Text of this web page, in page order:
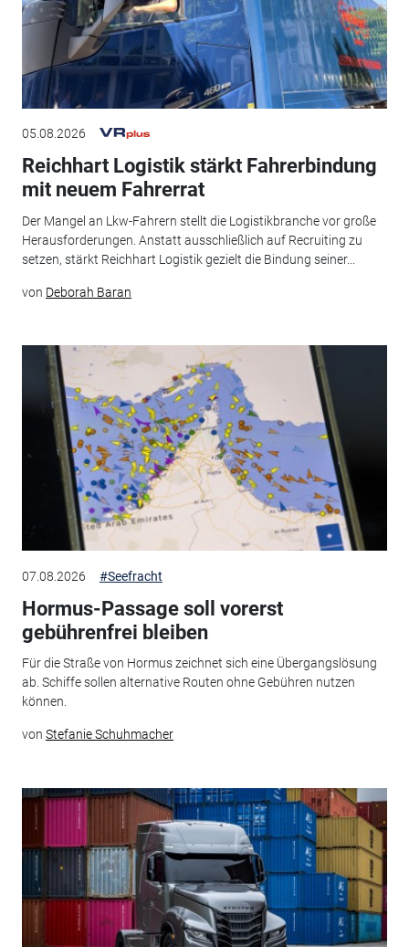
05.08.2026
Reichhart Logistik stärkt Fahrerbindung
mit neuem Fahrerrat
Der Mangel an Lkw-Fahrern stellt die Logistikbranche vor große
Herausforderungen. Anstatt ausschließlich auf Recruiting zu
setzen, stärkt Reichhart Logistik gezielt die Bindung seiner...
von Deborah Baran
07.08.2026 #Seefracht
Hormus-Passage soll vorerst
gebührenfrei bleiben
Für die Straße von Hormus zeichnet sich eine Übergangslösung
ab. Schiffe sollen alternative Routen ohne Gebühren nutzen
können.
von Stefanie Schuhmacher